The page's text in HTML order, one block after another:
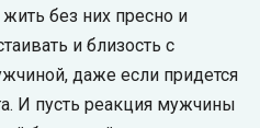
без них пресно и
и близость с
даже если придется
И пусть реакция мужчины